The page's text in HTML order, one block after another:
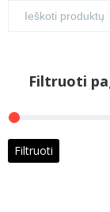
Filtruoti
Filtruoti